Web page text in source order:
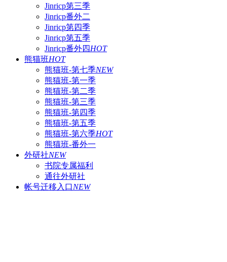
Jinricp第三季
Jinricp番外二
Jinricp第四季
Jinricp第五季
Jinricp番外四HOT
熊猫班HOT
熊猫班-第七季NEW
熊猫班-第一季
熊猫班-第二季
熊猫班-第三季
熊猫班-第四季
熊猫班-第五季
熊猫班-第六季HOT
熊猫班-番外一
外研社NEW
书院专属福利
通往外研社
帐号迁移入口NEW